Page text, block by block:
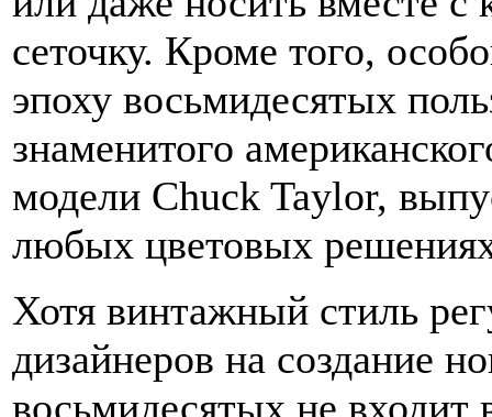
сеточку. Кроме того,
эпоху восьмидесятых
знаменитого
модели Chuck Taylor,
любых цветовых
Хотя винтажный стиль
дизайнеров на создание
восьмидесятых не входит